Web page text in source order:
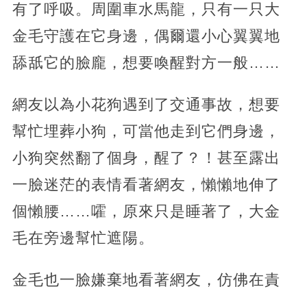
有了呼吸。周圍車水馬龍，只有一只大
金毛守護在它身邊，偶爾還小心翼翼地
舔舐它的臉龐，想要喚醒對方一般……
網友以為小花狗遇到了交通事故，想要
幫忙埋葬小狗，可當他走到它們身邊，
小狗突然翻了個身，醒了？！甚至露出
一臉迷茫的表情看著網友，懶懶地伸了
個懶腰……嚯，原來只是睡著了，大金
毛在旁邊幫忙遮陽。
金毛也一臉嫌棄地看著網友，仿佛在責